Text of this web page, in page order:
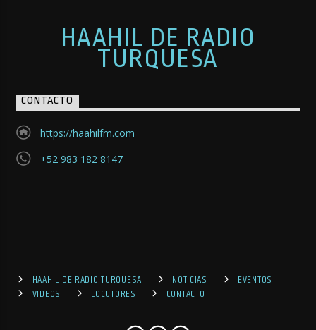
HAAHIL DE RADIO
TURQUESA
CONTACTO
https://haahilfm.com
+52 983 182 8147
HAAHIL DE RADIO TURQUESA NOTICIAS
EVENTOS
VIDEOS
LOCUTORES CONTACTO